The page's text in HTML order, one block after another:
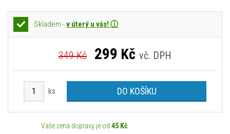
Skladem -v úterý u vás! ⓘ
349 Kč 299 Kč vč. DPH
ks DO KOŠÍKU
Vaše cena dopravy je od 45 Kč